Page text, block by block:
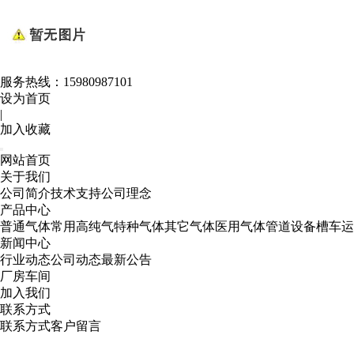
服务热线： 15980987101
设为首页
|
加入收藏
网站首页
关于我们
公司简介技术支持公司理念
产品中心
普通气体常用高纯气特种气体其它气体医用气体管道设备槽车
新闻中心
行业动态公司动态最新公告
厂房车间
加入我们
联系方式
联系方式客户留言